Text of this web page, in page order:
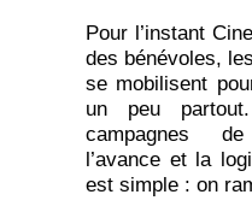
Pour l’instant
des bénévoles,
se mobilisent
un peu
campagnes
l’avance et la
est simple : on